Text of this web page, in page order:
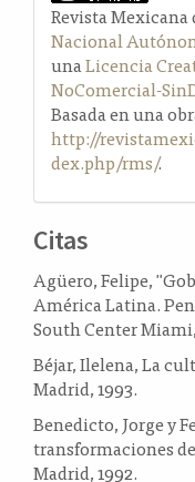
Revista
Nacional
unaLicencia
NoComercial-
Basada en una
http://
dex.php/rms/.
Citas
Agüero, Felipe,
América Latina.
South Center
Béjar, Ilelena, La
Madrid, 1993.
Benedicto, Jorge y
transformaciones
Madrid, 1992.